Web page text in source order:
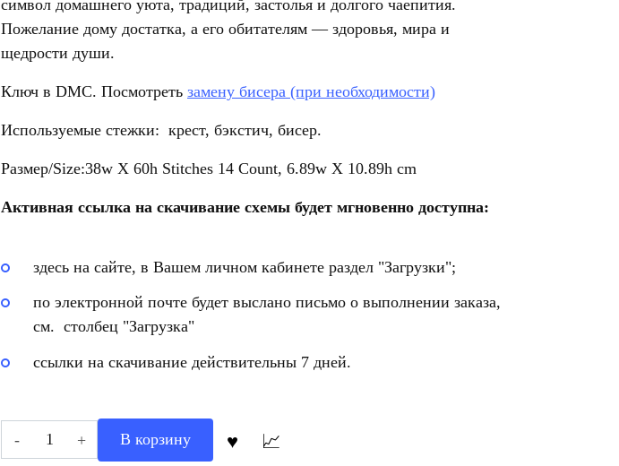
символ домашнего уюта, традиций, застолья и долгого чаепития.
Пожелание дому достатка, а его обитателям — здоровья, мира и
щедрости души.
Ключ в DMC. Посмотреть замену бисера (при необходимости)
Используемые стежки: крест, бэкстич, бисер.
Размер/Size:38w X 60h Stitches 14 Count, 6.89w X 10.89h cm
Активная ссылка на скачивание схемы будет мгновенно доступна:
здесь на сайте, в Вашем личном кабинете раздел "Загрузки";
по электронной почте будет выслано письмо о выполнении заказа,
см. столбец "Загрузка"
ссылки на скачивание действительны 7 дней.
Количество
товара
В корзину